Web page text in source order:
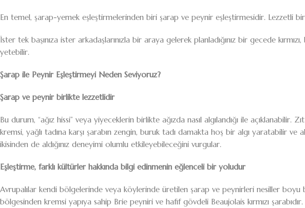
En temel, şarap-yemek eşleştirmelerinden biri şarap ve peynir eşleştirmesidir. Lezzetli
İster tek başınıza ister arkadaşlarınızla bir araya gelerek planladığınız bir gecede
yetebilir.
Şarap ile Peynir Eşleştirmeyi Neden Seviyoruz?
Şarap ve peynir birlikte lezzetlidir
Bu durum, “ağız hissi” veya yiyeceklerin birlikte ağızda nasıl algılandığı ile
kremsi, yağlı tadına karşı şarabın zengin, buruk tadı damakta hoş bir algı yaratabilir
ikisinden de aldığınız deneyimi olumlu etkileyebileceğini vurgular.
Eşleştirme, farklı kültürler hakkında bilgi edinmenin eğlenceli bir yoludur
Avrupalılar kendi bölgelerinde veya köylerinde üretilen şarap ve peynirleri nesiller boyu
bölgesinden kremsi yapıya sahip Brie peyniri ve hafif gövdeli Beaujolais kırmızı